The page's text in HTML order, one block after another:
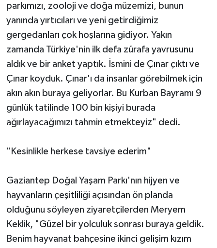
parkımızı, zooloji ve doğa müzemizi, bunun
yanında yırtıcıları ve yeni getirdiğimiz
gergedanları çok hoşlarına gidiyor. Yakın
zamanda Türkiye'nin ilk defa zürafa yavrusunu
aldık ve bir anket yaptık. İsmini de Çınar çıktı ve
Çınar koyduk. Çınar'ı da insanlar görebilmek için
akın akın buraya geliyorlar. Bu Kurban Bayramı 9
günlük tatilinde 100 bin kişiyi burada
ağırlayacağımızı tahmin etmekteyiz" dedi.
"Kesinlikle herkese tavsiye ederim"
Gaziantep Doğal Yaşam Parkı'nın hijyen ve
hayvanların çeşitliliği açısından ön planda
olduğunu söyleyen ziyaretçilerden Meryem
Keklik, "Güzel bir yolculuk sonrası buraya geldik.
Benim hayvanat bahçesine ikinci gelişim kızım